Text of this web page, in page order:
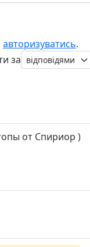
авторизуватись.
за
от Спириор )